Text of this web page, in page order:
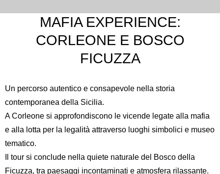
MAFIA EXPERIENCE:
CORLEONE E BOSCO
FICUZZA
Un percorso autentico e consapevole nella storia
contemporanea della Sicilia.
ACorleone si approfondiscono le vicende legate alla mafia
e alla lotta per la legalità attraverso luoghi simbolici e museo
tematico.
Il tour si conclude nella quiete naturale del Bosco della
Ficuzza, tra paesaggi incontaminati e atmosfera rilassante.